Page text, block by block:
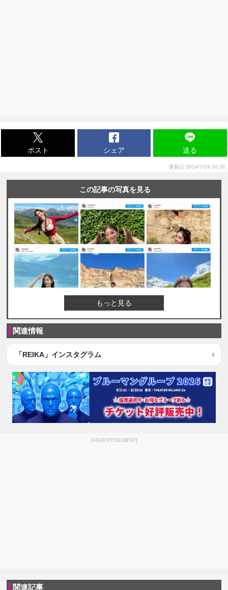
ポスト シェア 送る
更新日 2024/7/24 20:32
この記事の写真を見る
もっと見る
関連情報
「REIKA」インスタグラム
[ADVERTISEMENT]
関連記事